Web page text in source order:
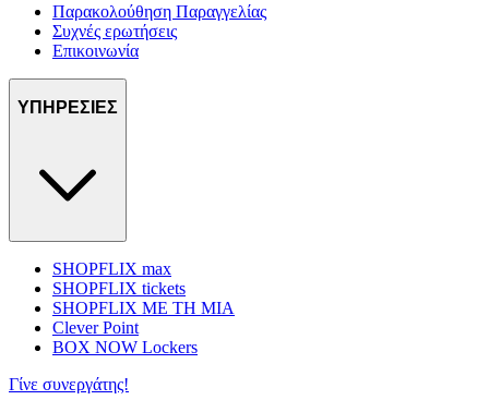
Παρακολούθηση Παραγγελίας
Συχνές ερωτήσεις
Επικοινωνία
ΥΠΗΡΕΣΙΕΣ
SHOPFLIX max
SHOPFLIX tickets
SHOPFLIX ΜΕ ΤΗ ΜΙΑ
Clever Point
BOX NOW Lockers
Γίνε συνεργάτης!